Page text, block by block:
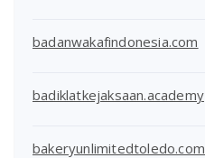
badanwakafindonesia.com
badiklatkejaksaan.academy
bakeryunlimitedtoledo.com